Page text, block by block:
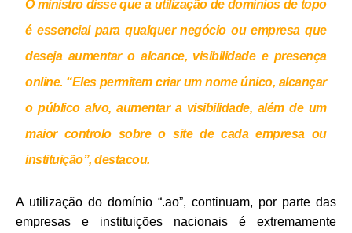
O ministro disse que a utilização de domínios de topo
é essencial para qualquer negócio ou empresa que
deseja aumentar o alcance, visibilidade e presença
online. “Eles permitem criar um nome único, alcançar
o público alvo, aumentar a visibilidade, além de um
maior controlo sobre o site de cada empresa ou
instituição”, destacou.
A utilização do domínio “.ao”, continuam, por parte das
empresas e instituições nacionais é extremamente